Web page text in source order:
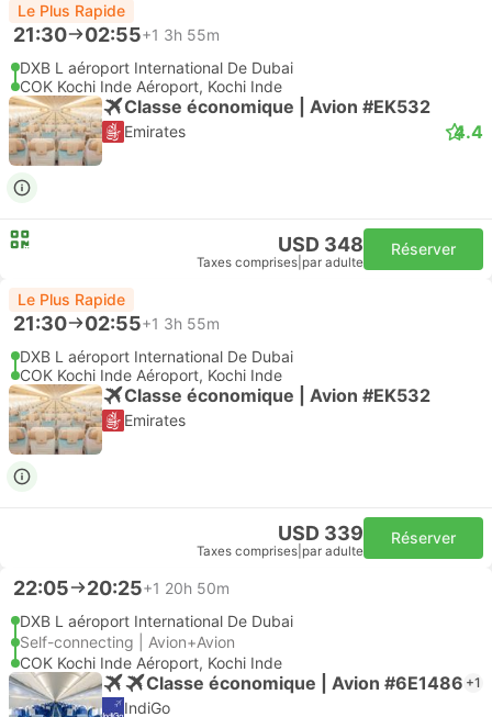
Le Plus Rapide
21:30 02:55+1 3h 55m
DXB L aéroport International De Dubai
COK Kochi Inde Aéroport, Kochi Inde
Classe économique | Avion #EK532
Emirates 4.4
USD 348
Taxes comprises par adulte
Réserver
Le Plus Rapide
21:30 02:55+1 3h 55m
DXB L aéroport International De Dubai
COK Kochi Inde Aéroport, Kochi Inde
Classe économique | Avion #EK532
Emirates
USD 339
Taxes comprises par adulte
Réserver
22:05 20:25+1 20h 50m
DXB L aéroport International De Dubai
Self-connecting | Avion+Avion
COK Kochi Inde Aéroport, Kochi Inde
Classe économique | Avion #6E1486 +1
IndiGo